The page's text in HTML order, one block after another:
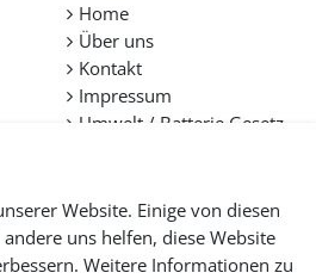
Website. Einige von diesen
uns helfen, diese Website
Weitere Informationen zu
Home
Über uns
Kontakt
Impressum
Umwelt / Batterie Gesetz